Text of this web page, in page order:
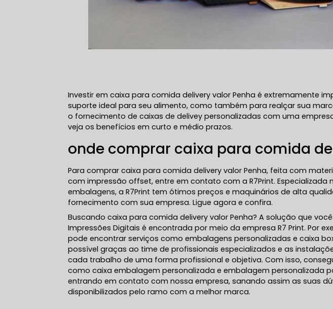
Investir em caixa para comida delivery valor Penha é extremamente
suporte ideal para seu alimento, como também para realçar sua
o fornecimento de caixas de delivey personalizadas com uma
veja os benefícios em curto e médio prazos.
onde comprar caixa para comida
Para comprar caixa para comida delivery valor Penha, feita com
com impressão offset, entre em contato com a R7Print. Especializada
embalagens, a R7Print tem ótimos preços e maquinários de alta
fornecimento com sua empresa. Ligue agora e confira.
Buscando caixa para comida delivery valor Penha? A solução que
Impressões Digitais é encontrada por meio da empresa R7 Print. Por
pode encontrar serviços como embalagens personalizadas e caixa
possível graças ao time de profissionais especializados e as
cada trabalho de uma forma profissional e objetiva. Com isso,
como caixa embalagem personalizada e embalagem personalizada
entrando em contato com nossa empresa, sanando assim as suas
disponibilizados pelo ramo com a melhor marca.